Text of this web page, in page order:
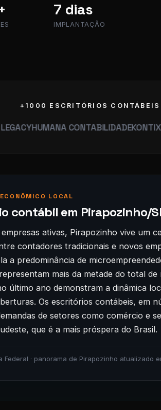
7 dias
IMPLANTAÇÃO
+1000 ESCRITÓRIOS CONTÁBEIS
HUMANA CONTABILIDADEKONTIX
LOCAL
contábil em Pirapozinho/
ativas, Pirapozinho vive um
contadores tradicionais e novos
a predominância de
mais da metade do total
último ano demonstram a dinâmica
Os escritórios contábeis, em
de setores como comércio e
que é a mais próspera do Brasil.
Federal · panorama de Pirapozinho atualizado